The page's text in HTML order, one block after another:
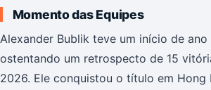
Momento das Equipes
Alexander Bublik teve um início de
ostentando um retrospecto de 15
2026. Ele conquistou o título em Hong